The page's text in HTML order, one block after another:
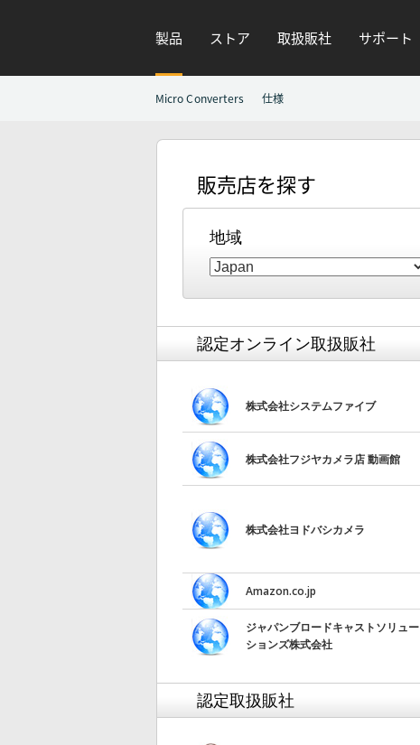
製品 ストア 取扱販社 サポート
Micro Converters 仕様
販売店を探す
地域
認定オンライン取扱販社
株式会社システムファイブ
株式会社フジヤカメラ店 動画館
株式会社ヨドバシカメラ
Amazon.co.jp
ジャパンブロードキャストソリュー
ションズ株式会社
認定取扱販社